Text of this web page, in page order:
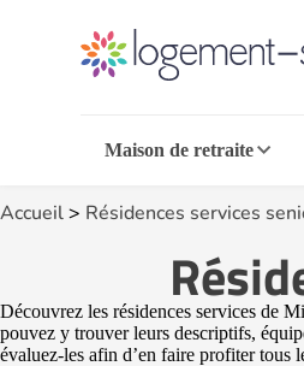
Maison de retraite
Accueil> Résidences services
Découvrez les résidences services de
pouvez y trouver leurs descriptifs,
évaluez-les afin d’en faire profiter tous